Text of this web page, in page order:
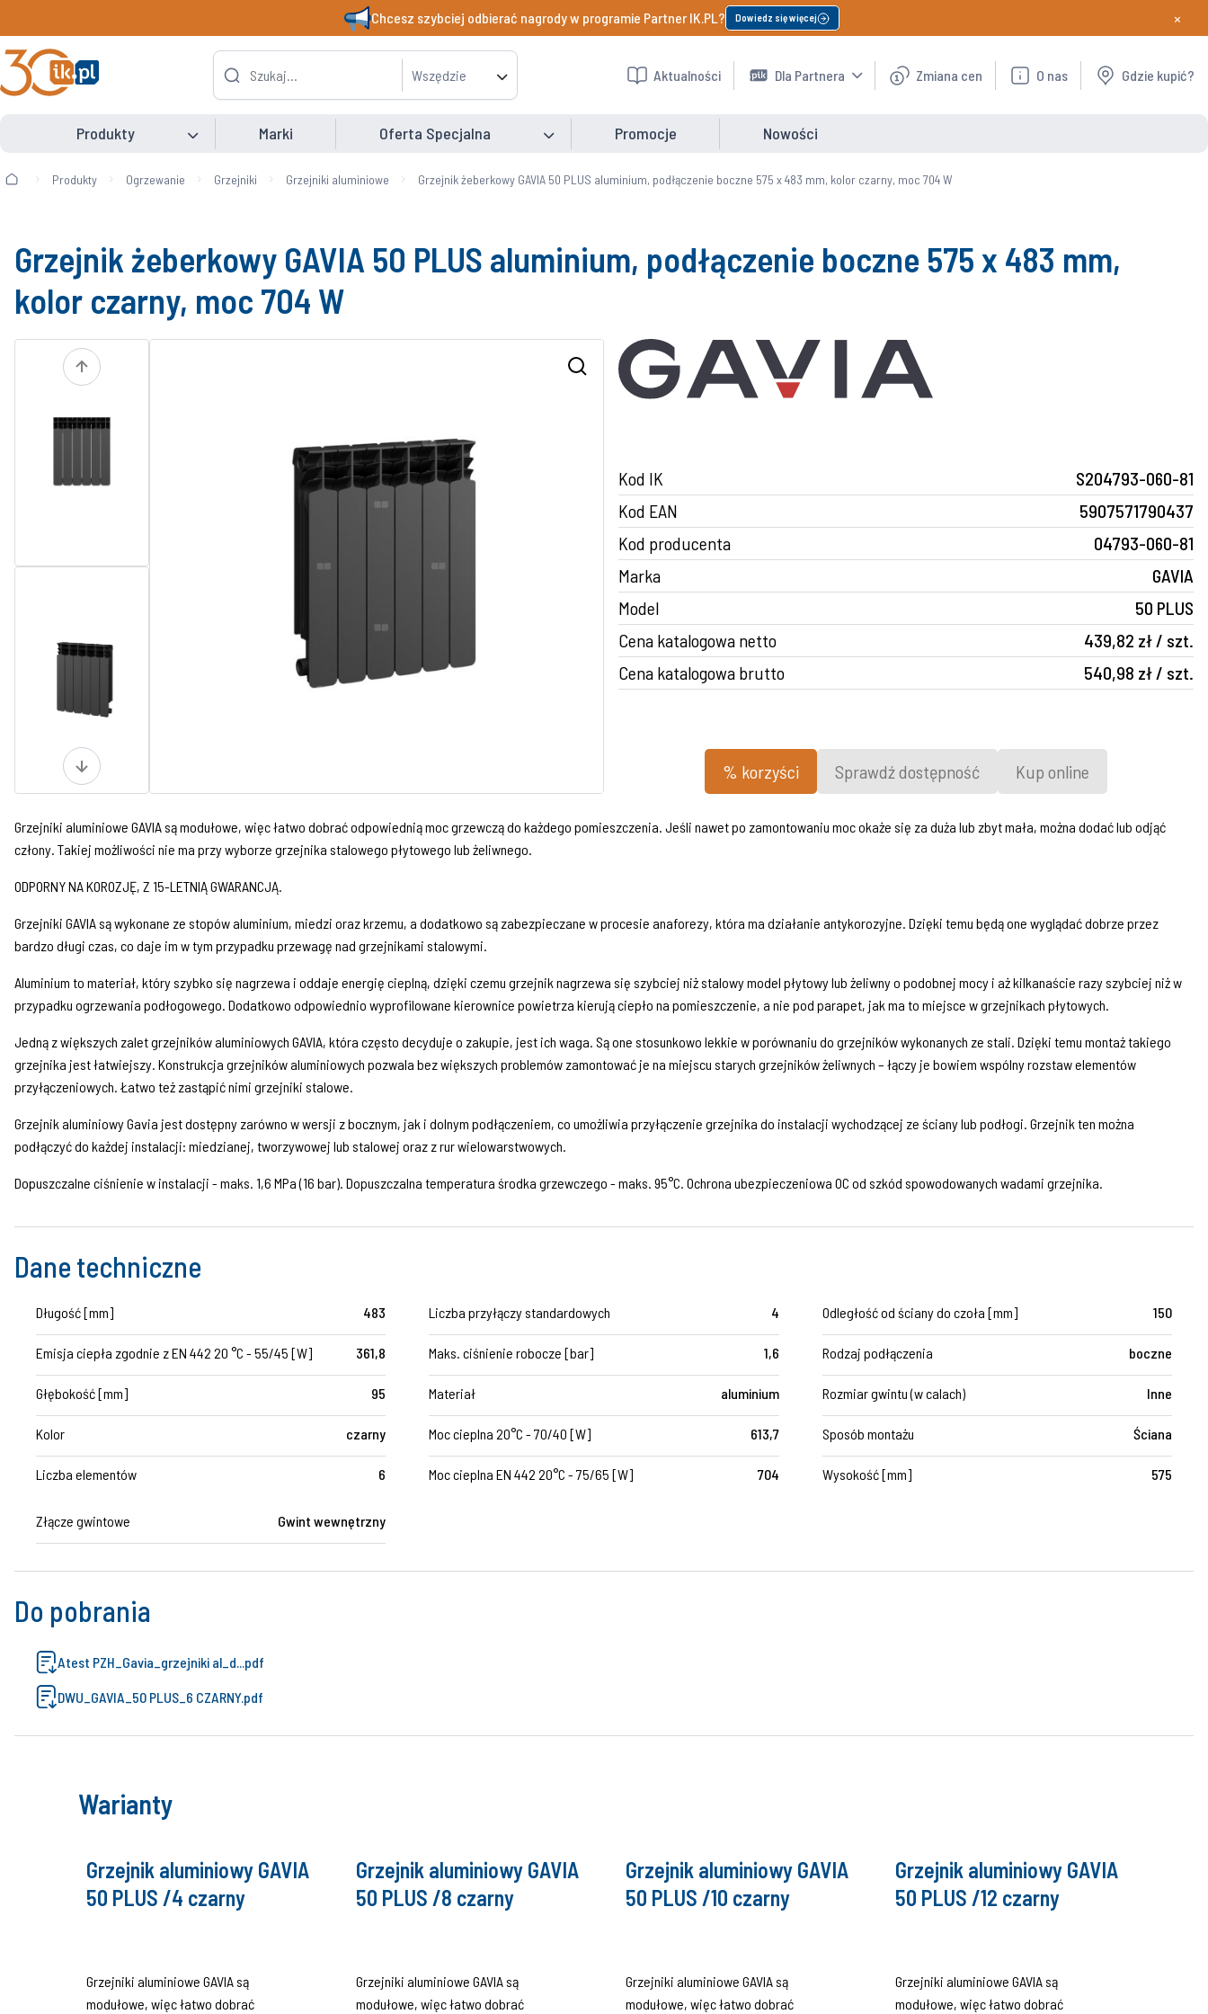
Chcesz szybciej odbierać nagrody w programie Partner IK.PL? Dowiedz się więcej ×
Wszędzie Aktualności Dla Partnera Zmiana cen O nas Gdzie kupić?
Produkty Marki Oferta Specjalna Promocje Nowości
Produkty Ogrzewanie Grzejniki Grzejniki aluminiowe Grzejnik żeberkowy GAVIA 50 PLUS aluminium, podłączenie boczne 575 x 483 mm, kolor czarny, moc 704 W
Grzejnik żeberkowy GAVIA 50 PLUS aluminium, podłączenie boczne 575 x 483 mm,
kolor czarny, moc 704 W
Kod IK
S204793-060-81
Kod EAN
5907571790437
Kod producenta
04793-060-81
Marka
GAVIA
Model
50 PLUS
Cena katalogowa netto
439,82 zł / szt.
Cena katalogowa brutto
540,98 zł / szt.
% korzyści Sprawdź dostępność Kup online
Grzejniki aluminiowe GAVIA są modułowe, więc łatwo dobrać odpowiednią moc grzewczą do każdego pomieszczenia. Jeśli nawet po zamontowaniu moc okaże się za duża lub zbyt mała, można dodać lub odjąć
człony. Takiej możliwości nie ma przy wyborze grzejnika stalowego płytowego lub żeliwnego.
ODPORNY NA KOROZJĘ, Z 15-LETNIĄ GWARANCJĄ.
Grzejniki GAVIA są wykonane ze stopów aluminium, miedzi oraz krzemu, a dodatkowo są zabezpieczane w procesie anaforezy, która ma działanie antykorozyjne. Dzięki temu będą one wyglądać dobrze przez
bardzo długi czas, co daje im w tym przypadku przewagę nad grzejnikami stalowymi.
Aluminium to materiał, który szybko się nagrzewa i oddaje energię cieplną, dzięki czemu grzejnik nagrzewa się szybciej niż stalowy model płytowy lub żeliwny o podobnej mocy i aż kilkanaście razy szybciej niż w
przypadku ogrzewania podłogowego. Dodatkowo odpowiednio wyprofilowane kierownice powietrza kierują ciepło na pomieszczenie, a nie pod parapet, jak ma to miejsce w grzejnikach płytowych.
Jedną z większych zalet grzejników aluminiowych GAVIA, która często decyduje o zakupie, jest ich waga. Są one stosunkowo lekkie w porównaniu do grzejników wykonanych ze stali. Dzięki temu montaż takiego
grzejnika jest łatwiejszy. Konstrukcja grzejników aluminiowych pozwala bez większych problemów zamontować je na miejscu starych grzejników żeliwnych – łączy je bowiem wspólny rozstaw elementów
przyłączeniowych. Łatwo też zastąpić nimi grzejniki stalowe.
Grzejnik aluminiowy Gavia jest dostępny zarówno w wersji z bocznym, jak i dolnym podłączeniem, co umożliwia przyłączenie grzejnika do instalacji wychodzącej ze ściany lub podłogi. Grzejnik ten można
podłączyć do każdej instalacji: miedzianej, tworzywowej lub stalowej oraz z rur wielowarstwowych.
Dopuszczalne ciśnienie w instalacji - maks. 1,6 MPa (16 bar). Dopuszczalna temperatura środka grzewczego - maks. 95°C. Ochrona ubezpieczeniowa OC od szkód spowodowanych wadami grzejnika.
Dane techniczne
Długość [mm] 483
Emisja ciepła zgodnie z EN 442 20 °C - 55/45 [W] 361,8
Głębokość [mm] 95
Kolor czarny
Liczba elementów 6
Liczba przyłączy standardowych 4
Maks. ciśnienie robocze [bar] 1,6
Materiał aluminium
Moc cieplna 20°C - 70/40 [W] 613,7
Moc cieplna EN 442 20°C - 75/65 [W] 704
Odległość od ściany do czoła [mm] 150
Rodzaj podłączenia boczne
Rozmiar gwintu (w calach) Inne
Sposób montażu Ściana
Wysokość [mm] 575
Złącze gwintowe Gwint wewnętrzny
Do pobrania
Atest PZH_Gavia_grzejniki al_d...pdf
DWU_GAVIA_50 PLUS_6 CZARNY.pdf
Warianty
Grzejnik aluminiowy GAVIA
50 PLUS /4 czarny
Grzejniki aluminiowe GAVIA są
modułowe, więc łatwo dobrać
Grzejnik aluminiowy GAVIA
50 PLUS /8 czarny
Grzejniki aluminiowe GAVIA są
modułowe, więc łatwo dobrać
Grzejnik aluminiowy GAVIA
50 PLUS /10 czarny
Grzejniki aluminiowe GAVIA są
modułowe, więc łatwo dobrać
Grzejnik aluminiowy GAVIA
50 PLUS /12 czarny
Grzejniki aluminiowe GAVIA są
modułowe, więc łatwo dobrać